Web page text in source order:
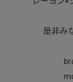
是非み